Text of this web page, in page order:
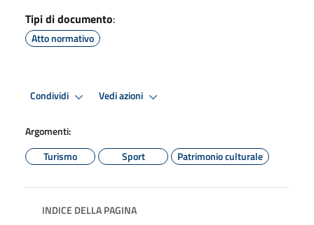
Tipi di documento:
Atto normativo
Condividi Vedi azioni
Argomenti:
Turismo
Sport Patrimonio culturale
INDICE DELLA PAGINA